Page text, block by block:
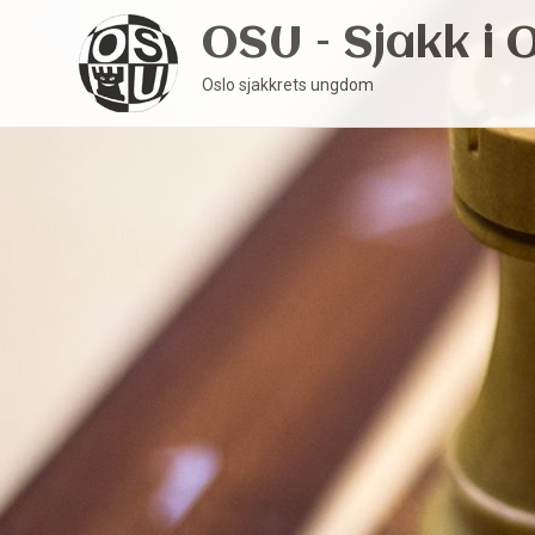
OSU – Sjakk i
Oslo sjakkrets ungdom